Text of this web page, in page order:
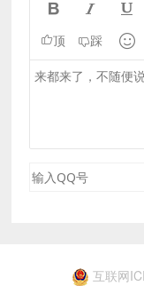
  
顶 踩 
互联网